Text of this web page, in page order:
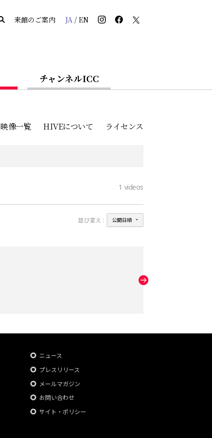
来館のご案内 JA/ EN
チャンネルICC
映像一覧 HIVEについて ライセンス
1 videos
並び変え :
ニュース
プレスリリース
メールマガジン
お問い合わせ
サイト・ポリシー